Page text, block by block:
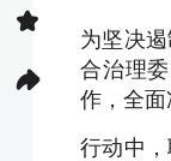
为坚决
合治理
作，全
行动中